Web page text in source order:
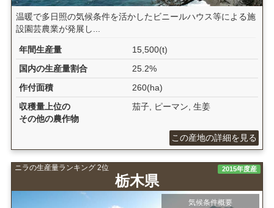
温暖で多日照の気候条件を活かしたビニールハウス等による施
設園芸農業が発展し...
年間生産量
15,500(t)
国内の生産量割合
25.2%
作付面積
260(ha)
収穫量上位の
その他の農作物
茄子, ピーマン, 生姜
この産地の詳細を見る
ニラの生産量ランキング 2位
栃木県
2015年度産
気候条件概要